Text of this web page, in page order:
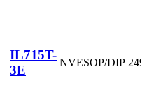
IL715T-
3E
NVESOP/DIP